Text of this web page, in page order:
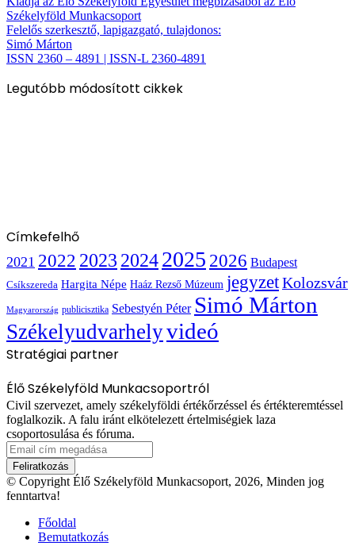
Székelyföld Munkacsoport
Felelős szerkesztő, lapigazgató, tulajdonos:
Simó Márton
ISSN 2360 – 4891 | ISSN-L 2360-4891
Legutóbb módosított cikkek
Címkefelhő
2021 2022 2023 20242025 2026 Budapest
Csíkszereda Hargita Népe Haáz Rezső Múzeum jegyzetKolozsvár
Magyarország publicisztika Sebestyén Péter Simó Márton
Székelyudvarhelyvideó
Stratégiai partner
Élő Székelyföld Munkacsoportról
Civil szervezet, amely székelyföldi értékőrzéssel és értékteremtéssel
foglalkozik. A falu iránt elkötelezett értelmiségiek laza
csoportosulása és fóruma.
Email
cím
megadása
© Copyright Élő Székelyföld Munkacsoport, 2026, Minden jog
fenntartva!
Főoldal
Bemutatkozás